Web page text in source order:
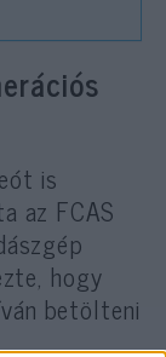
is
az FCAS
hogy
betölteni